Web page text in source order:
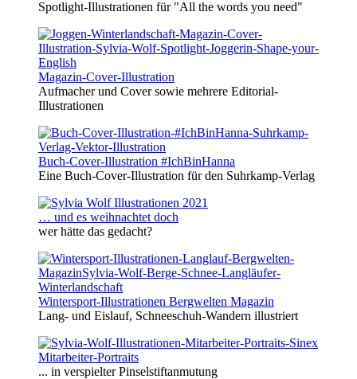
Spotlight-Illustrationen für "All the words you need"
Magazin-Cover-Illustration
Aufmacher und Cover sowie mehrere Editorial-
Illustrationen
Buch-Cover-Illustration #IchBinHanna
Eine Buch-Cover-Illustration für den Suhrkamp-Verlag
… und es weihnachtet doch
wer hätte das gedacht?
Wintersport-Illustrationen Bergwelten Magazin
Lang- und Eislauf, Schneeschuh-Wandern illustriert
Mitarbeiter-Portraits
... in verspielter Pinselstiftanmutung